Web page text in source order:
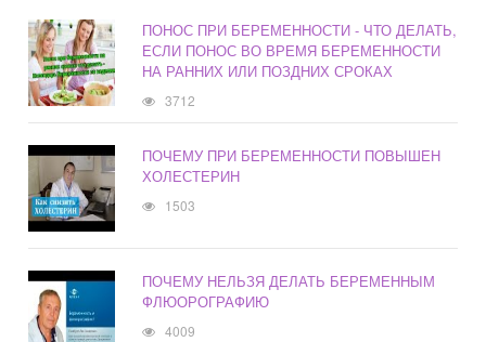
ПОНОС ПРИ БЕРЕМЕННОСТИ - ЧТО ДЕЛАТЬ,
ЕСЛИ ПОНОС ВО ВРЕМЯ БЕРЕМЕННОСТИ
НА РАННИХ ИЛИ ПОЗДНИХ СРОКАХ
3712
ПОЧЕМУ ПРИ БЕРЕМЕННОСТИ ПОВЫШЕН
ХОЛЕСТЕРИН
1503
ПОЧЕМУ НЕЛЬЗЯ ДЕЛАТЬ БЕРЕМЕННЫМ
ФЛЮОРОГРАФИЮ
4009